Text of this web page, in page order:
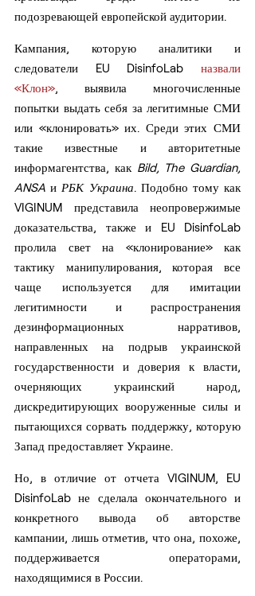
подозревающей европейской аудитории.
Кампания, которую аналитики и
следователи EU DisinfoLab назвали
«Клон», выявила многочисленные
попытки выдать себя за легитимные СМИ
или «клонировать» их. Среди этих СМИ
такие известные и авторитетные
информагентства, как Bild, The Guardian,
ANSA и РБК Украина. Подобно тому как
VIGINUM представила неопровержимые
доказательства, также и EU DisinfoLab
пролила свет на «клонирование» как
тактику манипулирования, которая все
чаще используется для имитации
легитимности и распространения
дезинформационных нарративов,
направленных на подрыв украинской
государственности и доверия к власти,
очерняющих украинский народ,
дискредитирующих вооруженные силы и
пытающихся сорвать поддержку, которую
Запад предоставляет Украине.
Но, в отличие от отчета VIGINUM, EU
DisinfoLab не сделала окончательного и
конкретного вывода об авторстве
кампании, лишь отметив, что она, похоже,
поддерживается операторами,
находящимися в России.